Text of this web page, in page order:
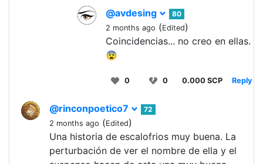
@avdesing
80
2 months ago (Edited)
Coincidencias... no creo en ellas.
😨
0 0 0.000 SCP Reply
@rinconpoetico7
72
2 months ago (Edited)
Una historia de escalofrios muy buena. La
perturbación de ver el nombre de ella y el